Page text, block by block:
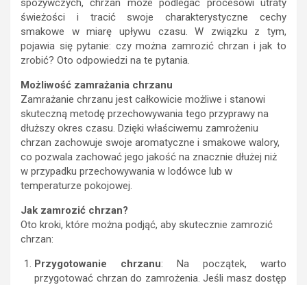
spożywczych, chrzan może podlegać procesowi utraty
świeżości i tracić swoje charakterystyczne cechy
smakowe w miarę upływu czasu. W związku z tym,
pojawia się pytanie: czy można zamrozić chrzan i jak to
zrobić? Oto odpowiedzi na te pytania.
Możliwość zamrażania chrzanu
Zamrażanie chrzanu jest całkowicie możliwe i stanowi
skuteczną metodę przechowywania tego przyprawy na
dłuższy okres czasu. Dzięki właściwemu zamrożeniu
chrzan zachowuje swoje aromatyczne i smakowe walory,
co pozwala zachować jego jakość na znacznie dłużej niż
w przypadku przechowywania w lodówce lub w
temperaturze pokojowej.
Jak zamrozić chrzan?
Oto kroki, które można podjąć, aby skutecznie zamrozić
chrzan:
Przygotowanie chrzanu: Na początek, warto
przygotować chrzan do zamrożenia. Jeśli masz dostęp